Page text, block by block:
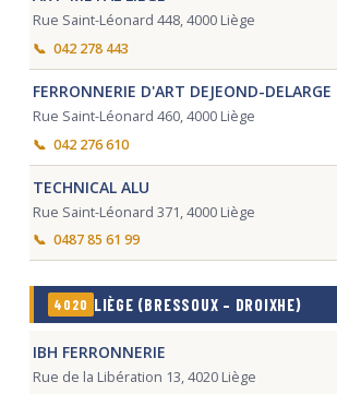
Rue Saint-Léonard 448, 4000 Liège
042 278 443
FERRONNERIE D'ART DEJEOND-DELARGE
Rue Saint-Léonard 460, 4000 Liège
042 276 610
TECHNICAL ALU
Rue Saint-Léonard 371, 4000 Liège
0487 85 61 99
4020 LIÈGE (BRESSOUX – DROIXHE)
IBH FERRONNERIE
Rue de la Libération 13, 4020 Liège